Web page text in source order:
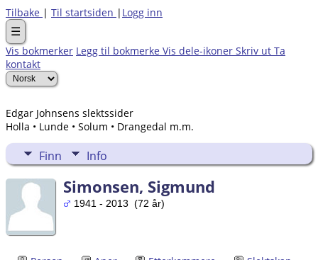
Tilbake | Til startsiden | Logg inn
☰
Vis bokmerker Legg til bokmerke Vis dele-ikoner Skriv ut Ta
kontakt
Edgar Johnsens slektssider
Holla • Lunde • Solum • Drangedal m.m.
Finn Info
Simonsen, Sigmund
1941 - 2013 (72 år)